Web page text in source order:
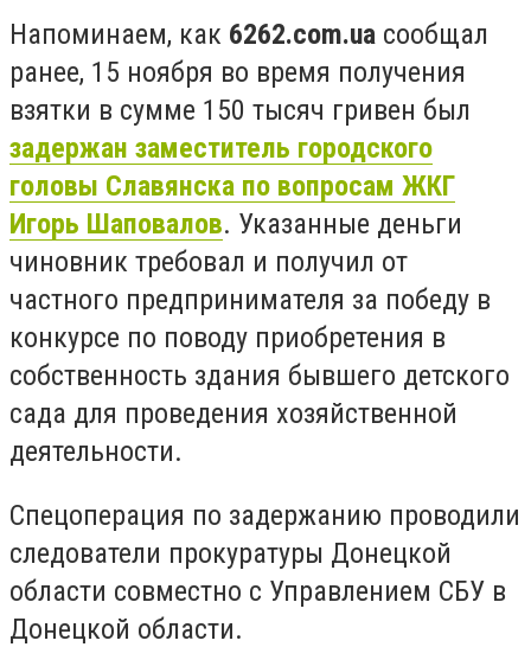
Напоминаем, как 6262.com.ua сообщал
ранее, 15 ноября во время получения
взятки в сумме 150 тысяч гривен был
задержан заместитель городского
головы Славянска по вопросам ЖКГ
Игорь Шаповалов. Указанные деньги
чиновник требовал и получил от
частного предпринимателя за победу в
конкурсе по поводу приобретения в
собственность здания бывшего детского
сада для проведения хозяйственной
деятельности.
Спецоперация по задержанию проводили
следователи прокуратуры Донецкой
области совместно с Управлением СБУ в
Донецкой области.